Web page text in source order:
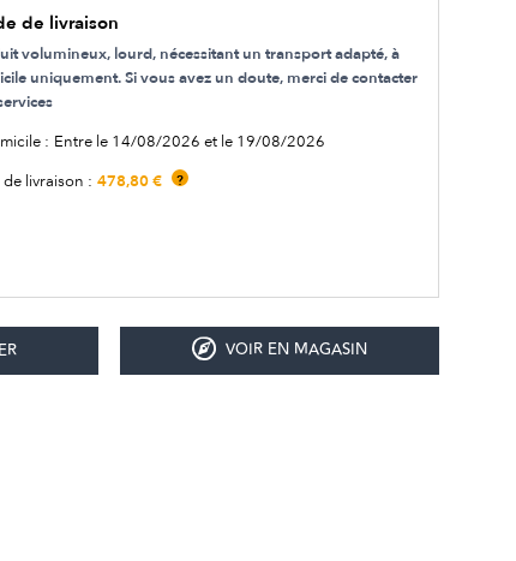
de livraison
volumineux, lourd, nécessitant un transport adapté, à
uniquement. Si vous avez un doute, merci de contacter
: Entre le 14/08/2026 et le 19/08/2026
de livraison : 478,80 € ?
VOIR EN MAGASIN